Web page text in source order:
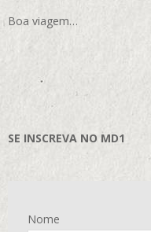
Boa viagem…
SE INSCREVA NO MD1
Nome